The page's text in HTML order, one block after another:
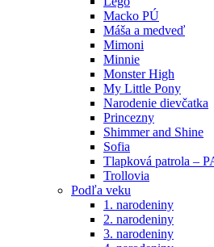
Macko PÚ
Máša a medveď
Mimoni
Minnie
Monster High
My Little Pony
Narodenie dievčatka
Princezny
Shimmer and Shine
Sofia
Tlapková patrola –
Trollovia
Podľa veku
1. narodeniny
2. narodeniny
3. narodeniny